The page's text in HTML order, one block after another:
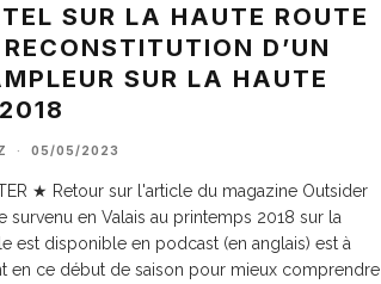
SUR LA HAUTE ROUTE
D’UN
SUR LA HAUTE
· 05/05/2023
★ Retour sur l'article du magazine Outsider
survenu en Valais au printemps 2018 sur la
est disponible en podcast (en anglais) est à
en ce début de saison pour mieux comprendre